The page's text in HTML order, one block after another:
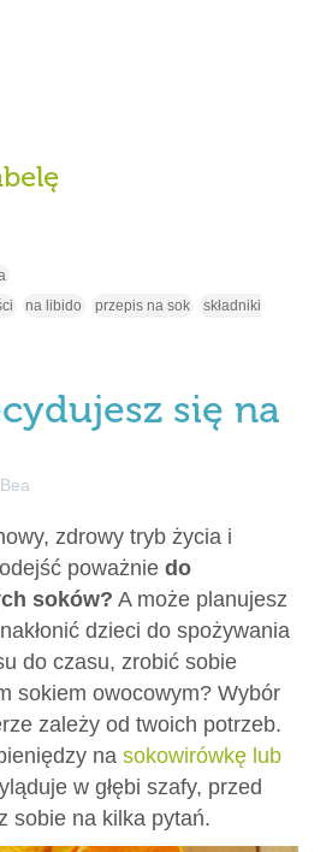
na libido przepis na sok
składniki
się na
Bea
zdrowy tryb życia i
poważnie do
soków? A może planujesz
dzieci do spożywania
do czasu, zrobić sobie
sokiem owocowym? Wybór
zależy od twoich potrzeb.
na sokowirówkę lub
w głębi szafy, przed
sobie na kilka pytań.